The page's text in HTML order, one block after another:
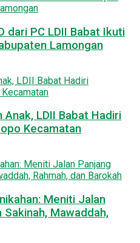
dari PC LDII Babat Ikuti
Lamongan
LDII Babat Hadiri
Kecamatan
Meniti Jalan
Sakinah, Mawaddah,